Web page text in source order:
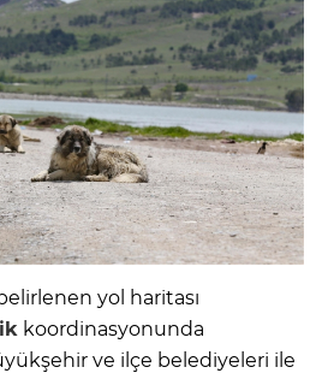
yol haritası
koordinasyonunda
ve ilçe belediyeleri ile